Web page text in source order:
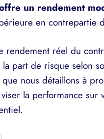
un rendement
en contrepartie
rendement réel du
part de risque selon
nous détaillons à
la performance sur